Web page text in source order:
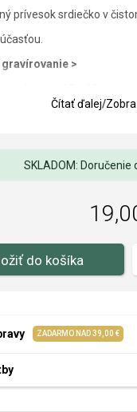
prívesok srdiečko v
>
Čítať ďalej/
SKLADOM: Doručenie
do košíka
ZADARMO NAD 39,00 €